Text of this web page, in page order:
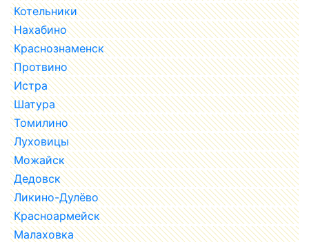
Котельники
Нахабино
Краснознаменск
Протвино
Истра
Шатура
Томилино
Луховицы
Можайск
Дедовск
Ликино-Дулёво
Красноармейск
Малаховка